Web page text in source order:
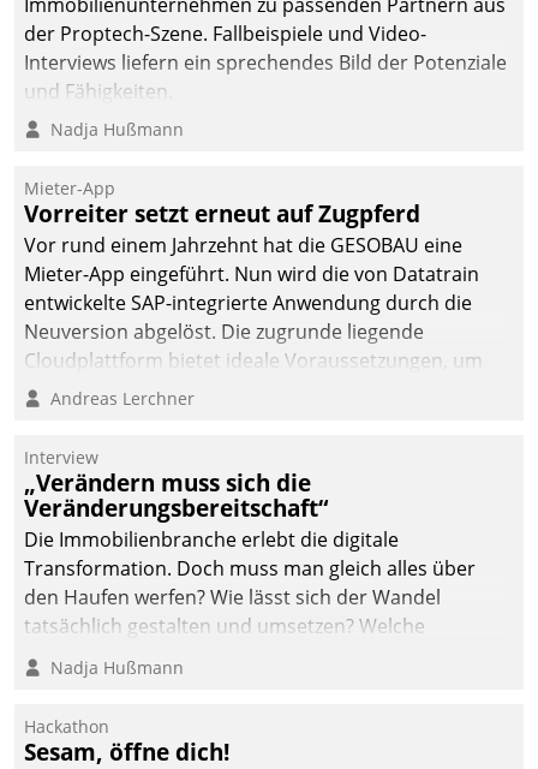
der Proptech-Szene. Fallbeispiele und Video-
Interviews liefern ein sprechendes Bild der Potenziale
und Fähigkeiten.
Nadja Hußmann
Mieter-App
Vorreiter setzt erneut auf Zugpferd
Vor rund einem Jahrzehnt hat die GESOBAU eine
Mieter-App eingeführt. Nun wird die von Datatrain
entwickelte SAP-integrierte Anwendung durch die
Neuversion abgelöst. Die zugrunde liegende
Cloudplattform bietet ideale Voraussetzungen, um
die Funktionalität der App zu erweitern und weitere
integrieren.
Andreas Lerchner
Interview
„Verändern muss sich die
Veränderungsbereitschaft“
Die Immobilienbranche erlebt die digitale
Transformation. Doch muss man gleich alles über
den Haufen werfen? Wie lässt sich der Wandel
tatsächlich gestalten und umsetzen? Welche
Argumente zählen wirklich?
Nadja Hußmann
Hackathon
Sesam, öffne dich!